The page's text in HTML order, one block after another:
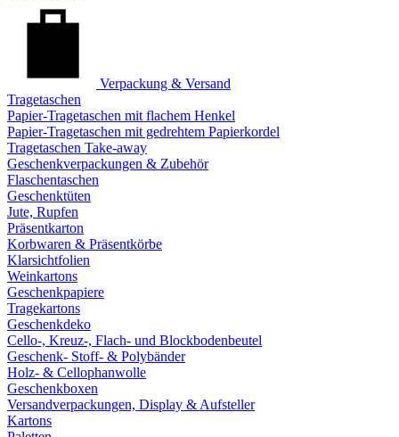
Verpackung & Versand
Tragetaschen
Papier-Tragetaschen mit flachem Henkel
Papier-Tragetaschen mit gedrehtem Papierkordel
Tragetaschen Take-away
Geschenkverpackungen & Zubehör
Flaschentaschen
Geschenktüten
Jute, Rupfen
Präsentkarton
Korbwaren & Präsentkörbe
Klarsichtfolien
Weinkartons
Geschenkpapiere
Tragekartons
Geschenkdeko
Cello-, Kreuz-, Flach- und Blockbodenbeutel
Geschenk- Stoff- & Polybänder
Holz- & Cellophanwolle
Geschenkboxen
Versandverpackungen, Display & Aufsteller
Kartons